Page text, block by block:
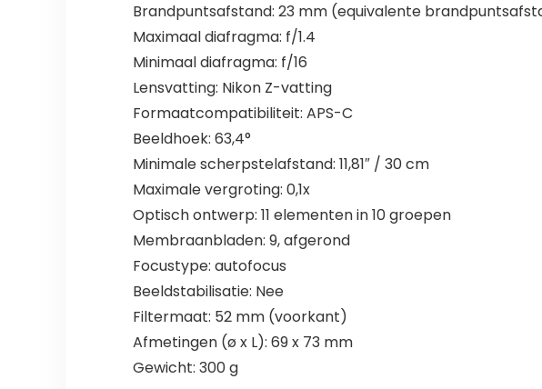
Brandpuntsafstand: 23 mm (equivalente
Maximaal diafragma: f/1.4
Minimaal diafragma: f/16
Lensvatting: Nikon Z-vatting
Formaatcompatibiliteit: APS-C
Beeldhoek: 63,4°
Minimale scherpstelafstand: 11,81″ / 30 cm
Maximale vergroting: 0,1x
Optisch ontwerp: 11 elementen in 10 groepen
Membraanbladen: 9, afgerond
Focustype: autofocus
Beeldstabilisatie: Nee
Filtermaat: 52 mm (voorkant)
Afmetingen (ø x L): 69 x 73 mm
Gewicht: 300 g